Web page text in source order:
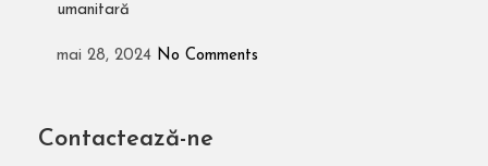
umanitară
mai 28, 2024 No Comments
Contactează-ne